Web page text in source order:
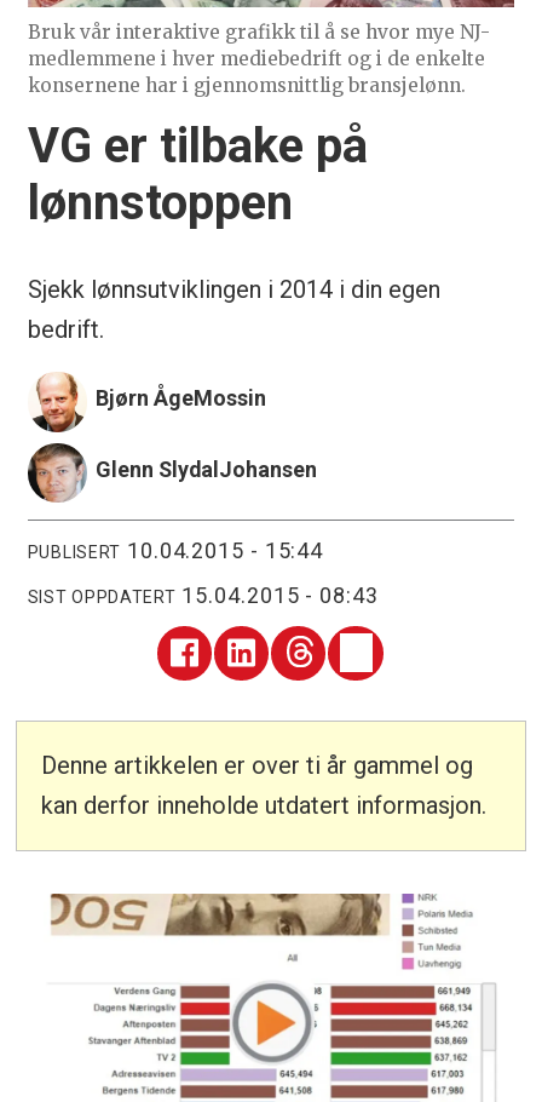
Bruk vår interaktive grafikk til å se hvor mye NJ-
medlemmene i hver mediebedrift og i de enkelte
konsernene har i gjennomsnittlig bransjelønn.
VG er tilbake på
lønnstoppen
Sjekk lønnsutviklingen i 2014 i din egen
bedrift.
Bjørn ÅgeMossin
Glenn SlydalJohansen
PUBLISERT 10.04.2015 - 15:44
SIST OPPDATERT 15.04.2015 - 08:43
Denne artikkelen er over ti år gammel og
kan derfor inneholde utdatert informasjon.